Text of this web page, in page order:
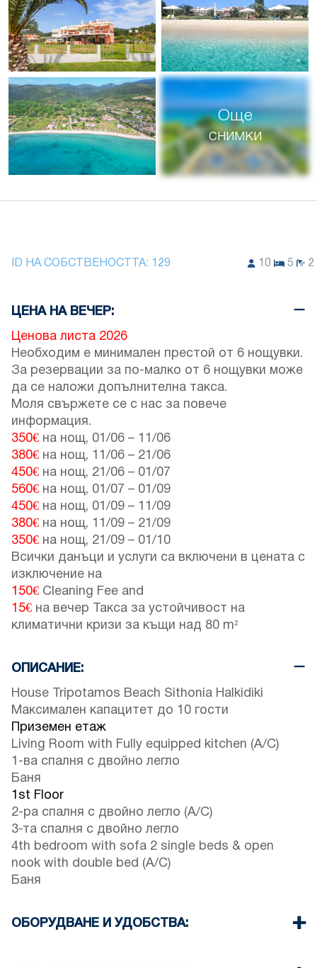
Още
снимки
ID НА СОБСТВЕНОСТТА: 129 10 5 2
ЦЕНА НА ВЕЧЕР:
Ценова листа 2026
Необходим е минимален престой от 6 нощувки.
За резервации за по-малко от 6 нощувки може
да се наложи допълнителна такса.
Моля свържете се с нас за повече
информация.
350€ на нощ, 01/06 – 11/06
380€ на нощ, 11/06 – 21/06
450€ на нощ, 21/06 – 01/07
560€ на нощ, 01/07 – 01/09
450€ на нощ, 01/09 – 11/09
380€ на нощ, 11/09 – 21/09
350€ на нощ, 21/09 – 01/10
Всички данъци и услуги са включени в цената с
изключение на
150€ Cleaning Fee and
15€ на вечер Такса за устойчивост на
климатични кризи за къщи над 80 m²
ОПИСАНИЕ:
House Tripotamos Beach Sithonia Halkidiki
Максимален капацитет до 10 гости
Приземен етаж
Living Room with Fully equipped kitchen (A/C)
1-ва спалня с двойно легло
Баня
1st Floor
2-ра спалня с двойно легло (A/C)
3-та спалня с двойно легло
4th bedroom with sofa 2 single beds & open
nook with double bed (A/C)
Баня
ОБОРУДВАНЕ И УДОБСТВА: